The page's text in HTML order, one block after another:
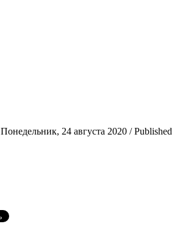
Понедельник, 24 августа 2020 /Published